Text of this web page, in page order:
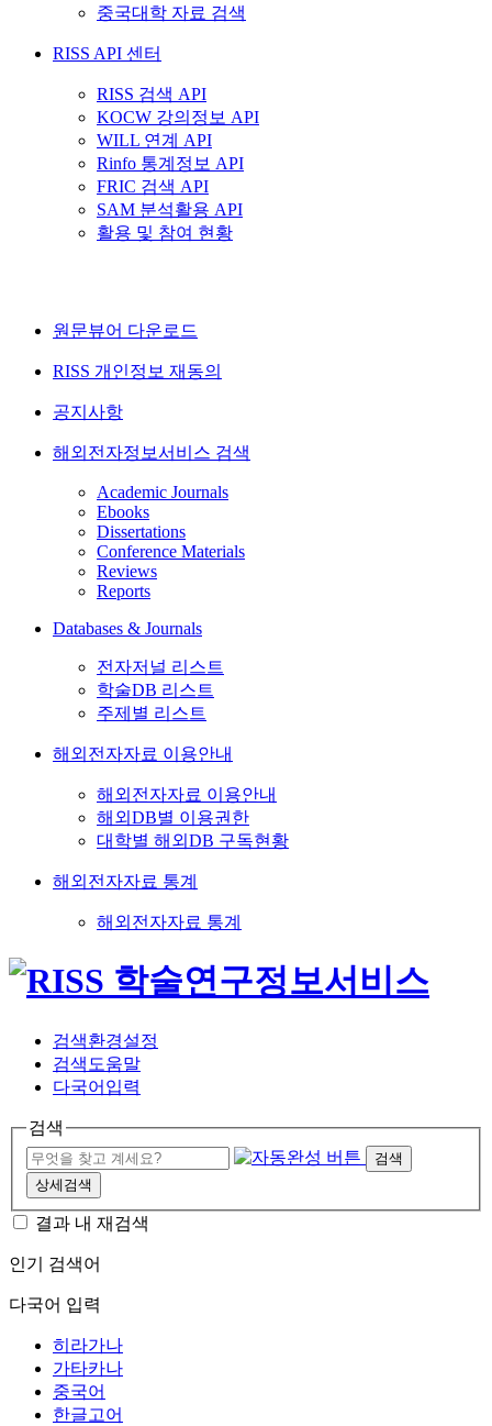
중국대학 자료 검색
RISS API 센터
RISS 검색 API
KOCW 강의정보 API
WILL 연계 API
Rinfo 통계정보 API
FRIC 검색 API
SAM 분석활용 API
활용 및 참여 현황
원문뷰어 다운로드
RISS 개인정보 재동의
공지사항
해외전자정보서비스 검색
Academic Journals
Ebooks
Dissertations
Conference Materials
Reviews
Reports
Databases & Journals
전자저널 리스트
학술DB 리스트
주제별 리스트
해외전자자료 이용안내
해외전자자료 이용안내
해외DB별 이용권한
대학별 해외DB 구독현황
해외전자자료 통계
해외전자자료 통계
검색환경설정
검색도움말
다국어입력
검색
검색
상세검색
결과 내 재검색
인기 검색어
다국어 입력
히라가나
가타카나
중국어
한글고어